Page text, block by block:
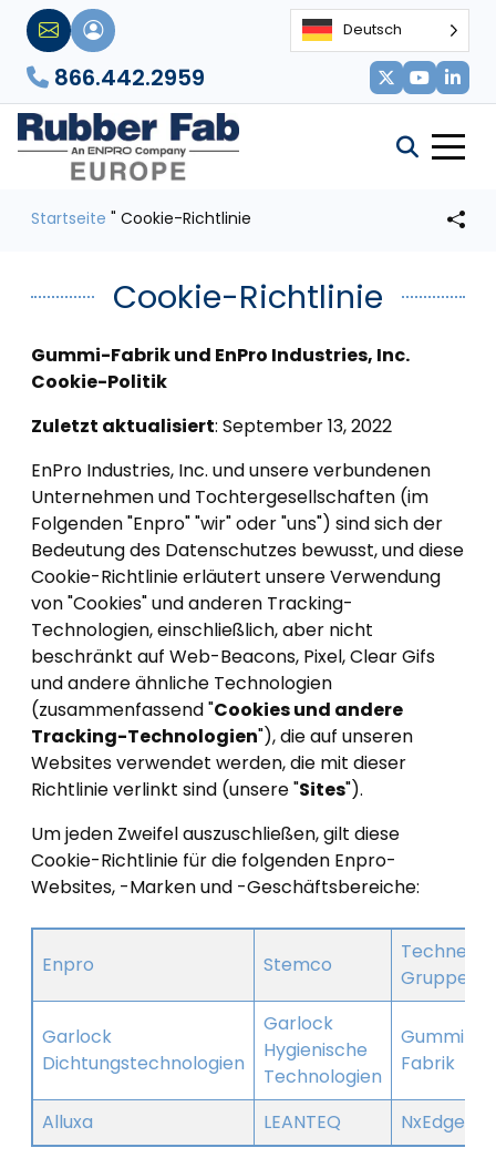
Deutsch
866.442.2959
Startseite " Cookie-Richtlinie
Cookie-Richtlinie
Gummi-Fabrik und EnPro Industries, Inc.
Cookie-Politik
Zuletzt aktualisiert: September 13, 2022
EnPro Industries, Inc. und unsere verbundenen
Unternehmen und Tochtergesellschaften (im
Folgenden "Enpro" "wir" oder "uns") sind sich der
Bedeutung des Datenschutzes bewusst, und diese
Cookie-Richtlinie erläutert unsere Verwendung
von "Cookies" und anderen Tracking-
Technologien, einschließlich, aber nicht
beschränkt auf Web-Beacons, Pixel, Clear Gifs
und andere ähnliche Technologien
(zusammenfassend "Cookies und andere
Tracking-Technologien"), die auf unseren
Websites verwendet werden, die mit dieser
Richtlinie verlinkt sind (unsere "Sites").
Um jeden Zweifel auszuschließen, gilt diese
Cookie-Richtlinie für die folgenden Enpro-
Websites, -Marken und -Geschäftsbereiche:
Enpro Stemco
Gruppe
Garlock
Dichtungstechnologien
Garlock
Hygienische
Technologien
Gummi-
Fabrik
Alluxa LEANTEQ NxEdge